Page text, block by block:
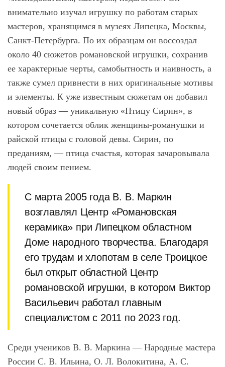
внимательно изучал игрушку по работам старых
мастеров, хранящимся в музеях Липецка, Москвы,
Санкт-Петербурга. По их образцам он воссоздал
около 40 сюжетов романовской игрушки, сохранив
ее характерные черты, самобытность и наивность, а
также сумел привнести в них оригинальные мотивы
и элементы. К уже известным сюжетам он добавил
новый образ ― уникальную «Птицу Сирин», в
котором сочетается облик женщины-романушки и
райской птицы с головой девы. Сирин, по
преданиям, ― птица счастья, которая зачаровывала
людей своим пением.
С марта 2005 года В. В. Маркин
возглавлял Центр «Романовская
керамика» при Липецком областном
Доме народного творчества. Благодаря
его трудам и хлопотам в селе Троицкое
был открыт областной Центр
романовской игрушки, в котором Виктор
Васильевич работал главным
специалистом с 2011 по 2023 год.
Среди учеников В. В. Маркина ― Народные мастера
России С. В. Ильина, О. Л. Волокитина, А. С.